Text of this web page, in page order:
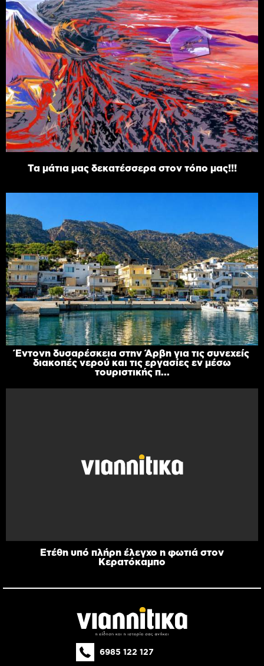
Τα μάτια μας δεκατέσσερα στον τόπο μας!!!
Έντονη δυσαρέσκεια στην Άρβη για τις συνεχείς
διακοπές νερού και τις εργασίες εν μέσω
τουριστικής π...
Ετέθη υπό πλήρη έλεγχο η φωτιά στον
Κερατόκαμπο
6985 122 127